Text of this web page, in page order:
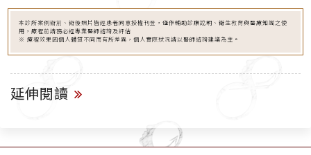
本診所案例術前、術後照片皆經患者同意授權刊登，僅作輔助診療說明、衛生教育與醫療知識之使
用，療程前請務必經專業醫師諮詢及評估
※ 療程效果因個人體質不同而有所差異，個人實際狀況請以醫師諮詢建議為主。
延伸閱讀